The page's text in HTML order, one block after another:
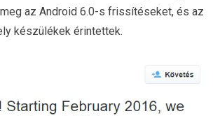
az Android 6.0-s frissítéseket, és az
készülékek érintettek.